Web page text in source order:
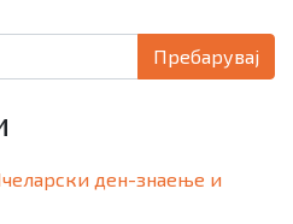
ден-знаење и